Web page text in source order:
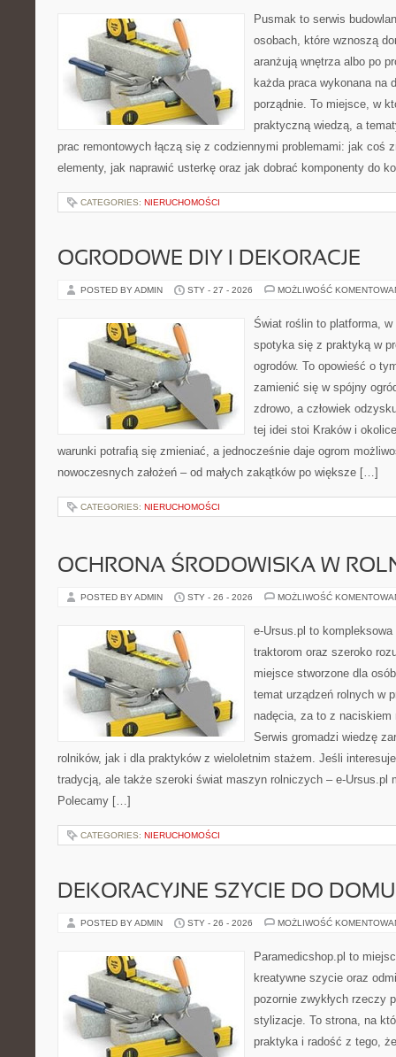
Pusmak to serwis
osobach, które wznoszą
aranżują wnętrza albo po
każda praca wykonana na
porządnie. To miejsce, w
praktyczną wiedzą, a
prac remontowych łączą się z codziennymi problemami: jak coś
elementy, jak naprawić usterkę oraz jak dobrać komponenty do
CATEGORIES: NIERUCHOMOŚCI
OGRODOWE DIY I DEKORACJE
POSTED BY ADMIN STY - 27 - 2026 MOŻLIWOŚĆ
Świat roślin to platforma, w
spotyka się z praktyką w
ogrodów. To opowieść o
zamienić się w spójny
zdrowo, a człowiek
tej idei stoi Kraków i
warunki potrafią się zmieniać, a jednocześnie daje ogrom
nowoczesnych założeń – od małych zakątków po większe […]
CATEGORIES: NIERUCHOMOŚCI
OCHRONA ŚRODOWISKA W
POSTED BY ADMIN STY - 26 - 2026 MOŻLIWOŚĆ
e-Ursus.pl to
traktorom oraz szeroko
miejsce stworzone dla
temat urządzeń rolnych w
nadęcia, za to z
Serwis gromadzi wiedzę
rolników, jak i dla praktyków z wieloletnim stażem. Jeśli
tradycją, ale także szeroki świat maszyn rolniczych – e-Ursus.pl
Polecamy […]
CATEGORIES: NIERUCHOMOŚCI
DEKORACYJNE SZYCIE DO DOMU
POSTED BY ADMIN STY - 26 - 2026 MOŻLIWOŚĆ
Paramedicshop.pl to
kreatywne szycie oraz
pozornie zwykłych rzeczy
stylizacje. To strona, na
praktyka i radość z tego,